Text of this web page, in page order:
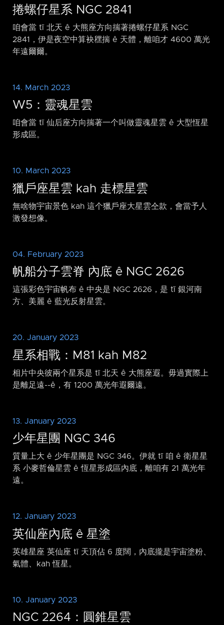
捲螺仔星系 NGC 2841
咱會當 tī 北天 ê 大熊座方向揣著捲螺仔星系 NGC
2841，伊是夜空中算袂䆀揣 ê 天體，離咱才 4600 萬光
年遠爾爾。
14. March 2023
W5：靈魂星雲
咱會當 tī 仙后座方向揣著一个叫做靈魂星雲 ê 大型恆星
形成區。
10. March 2023
獵戶座星雲 kah 走標星雲
無啥物宇宙景色 kah 這个獵戶座大星雲仝款，會當予人
激發想像。
04. February 2023
帆船分子雲脊 內底 ê NGC 2626
這張彩色宇宙帆布 ê 中央是 NGC 2626，是 tī 銀河南
方、美麗 ê 藍光反射星雲。
20. January 2023
星系相戰：M81 kah M82
相片中央彼兩个星系是 tī 北天 ê 大熊座遐。毋過實際上
是離足遠-⁠-ê，有 1200 萬光年遐爾遠。
13. January 2023
少年星團 NGC 346
質量上大 ê 少年星團是 NGC 346。伊就 tī 咱 ê 衛星星
系 小麥哲倫星雲 ê 恆星形成區內底，離咱有 21 萬光年
遠。
12. January 2023
英仙座內底 ê 星塗
英雄星座 英仙座 tī 天頂佔 6 度闊，內底攏是宇宙塗粉、
氣體、kah 恆星。
10. January 2023
NGC 2264：圓錐星雲